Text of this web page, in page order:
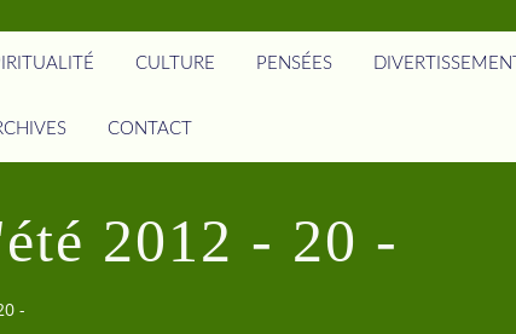
CULTURE PENSÉES DIVERTISSEMENT
CONTACT
2012 - 20 -
-